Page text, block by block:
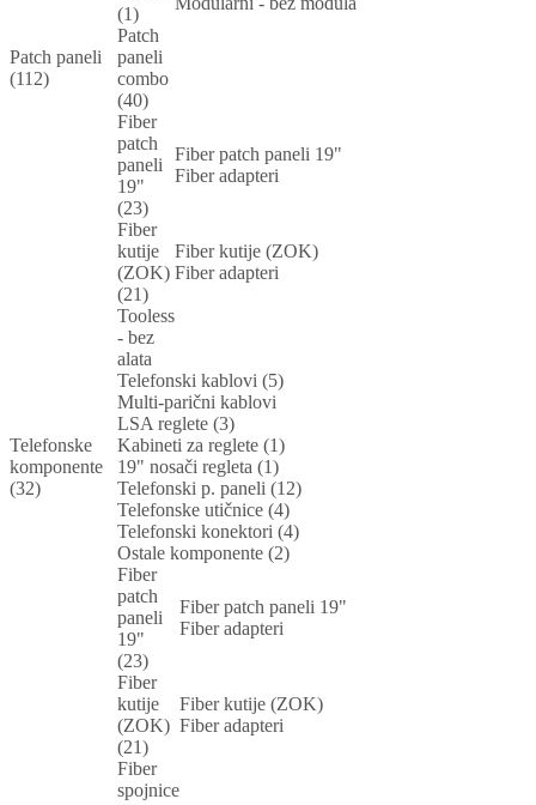
Patch paneli
(112)
(1)
Patch
paneli
combo
(40)
Fiber
patch
paneli
19"
(23)
Fiber patch paneli 19"
Fiber adapteri
Fiber
kutije
(ZOK)
(21)
Fiber kutije (ZOK)
Fiber adapteri
Tooless
- bez
alata
Telefonske
komponente
(32)
Telefonski kablovi (5)
Multi-parični kablovi
LSA reglete (3)
Kabineti za reglete (1)
19" nosači regleta (1)
Telefonski p. paneli (12)
Telefonske utičnice (4)
Telefonski konektori (4)
Ostale komponente (2)
Fiber
patch
paneli
19"
(23)
Fiber patch paneli 19"
Fiber adapteri
Fiber
kutije
(ZOK)
(21)
Fiber kutije (ZOK)
Fiber adapteri
Fiber
spojnice